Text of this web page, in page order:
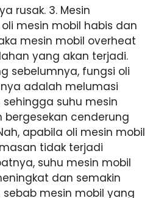
rusak. 3. Mesin
mesin mobil habis dan
mesin mobil overheat
yang akan terjadi.
sebelumnya, fungsi oli
adalah melumasi
suhu mesin
bergesekan cenderung
apabila oli mesin mobil
tidak terjadi
suhu mesin mobil
dan semakin
mesin mobil yang